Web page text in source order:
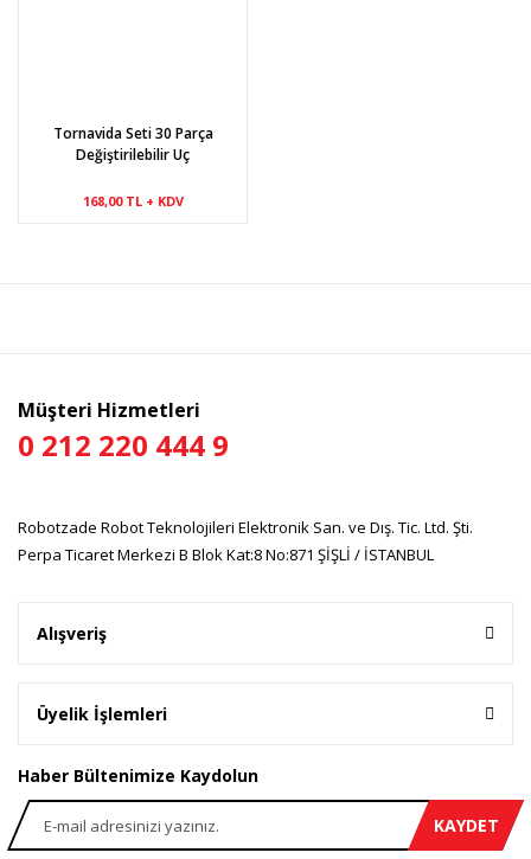
Tornavida Seti 30 Parça
Değiştirilebilir Uç
168,00 TL + KDV
Müşteri Hizmetleri
0 212 220 444 9
Robotzade Robot Teknolojileri Elektronik San. ve Dış. Tic. Ltd. Şti.
Perpa Ticaret Merkezi B Blok Kat:8 No:871 ŞİŞLİ / İSTANBUL
Alışveriş
Üyelik İşlemleri
Haber Bültenimize Kaydolun
KAYDET